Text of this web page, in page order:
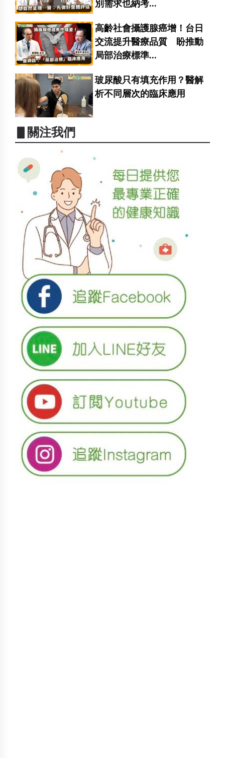
別需求也納考...
高齡社會攝護腺癌增！台日
交流提升醫療品質 盼推動
局部治療標準...
玻尿酸只有填充作用？醫解
析不同層次的臨床應用
▋關注我們